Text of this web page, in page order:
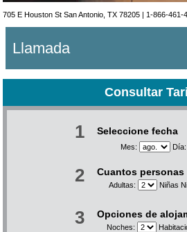
705 E Houston St San Antonio, TX 78205 | 1-866-461-
Llamada
Consultar
1 Seleccione fecha
Mes: Día:
2 Cuantos personas
Adultas: Niñas
3 Opciones de
Noches: